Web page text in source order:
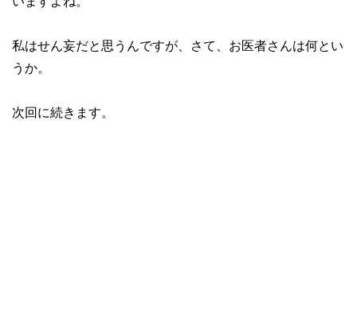
私はせん妄だと思うんですが、さて、お医者さんは何とい
うか。
次回に続きます。